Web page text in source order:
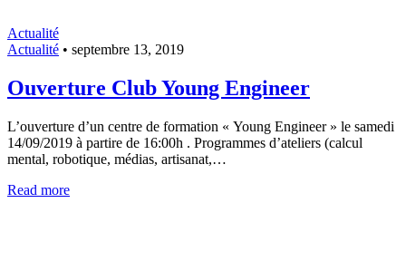
Actualité
Actualité • septembre 13, 2019
Ouverture Club Young Engineer
L’ouverture d’un centre de formation « Young Engineer » le samedi
14/09/2019 à partire de 16:00h . Programmes d’ateliers (calcul
mental, robotique, médias, artisanat,…
Read more